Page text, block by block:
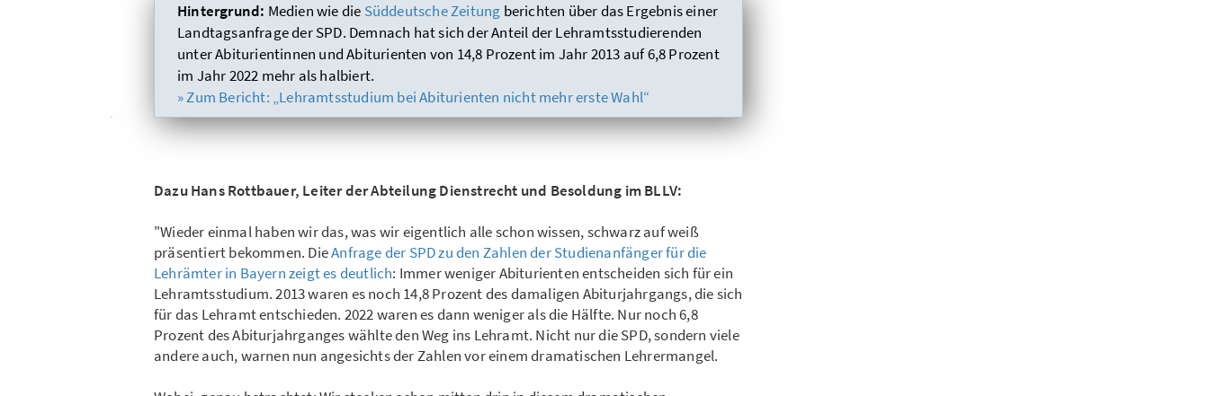
Hintergrund: Medien wie die Süddeutsche Zeitung berichten über das Ergebnis einer
Landtagsanfrage der SPD. Demnach hat sich der Anteil der Lehramtsstudierenden
unter Abiturientinnen und Abiturienten von 14,8 Prozent im Jahr 2013 auf 6,8 Prozent
im Jahr 2022 mehr als halbiert.
» Zum Bericht: „Lehramtsstudium bei Abiturienten nicht mehr erste Wahl“
Dazu Hans Rottbauer, Leiter der Abteilung Dienstrecht und Besoldung im BLLV:
"Wieder einmal haben wir das, was wir eigentlich alle schon wissen, schwarz auf weiß
präsentiert bekommen. DieAnfrage der SPD zu den Zahlen der Studienanfänger für die
Lehrämter in Bayern zeigt es deutlich: Immer weniger Abiturienten entscheiden sich für ein
Lehramtsstudium. 2013 waren es noch 14,8 Prozent des damaligen Abiturjahrgangs, die sich
für das Lehramt entschieden. 2022 waren es dann weniger als die Hälfte. Nur noch 6,8
Prozent des Abiturjahrganges wählte den Weg ins Lehramt. Nicht nur die SPD, sondern viele
andere auch, warnen nun angesichts der Zahlen vor einem dramatischen Lehrermangel.